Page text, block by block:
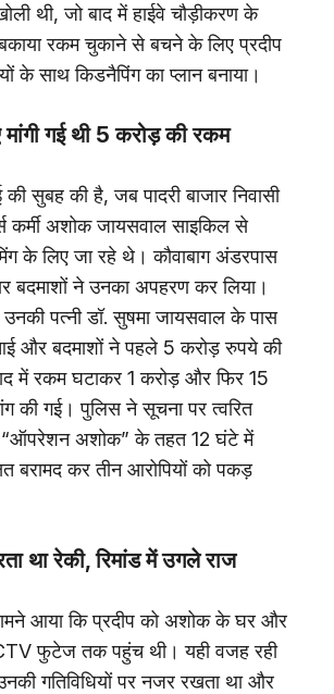
थी, जो बाद में हाईवे चौड़ीकरण के
रकम चुकाने से बचने के लिए प्रदीप
के साथ किडनैपिंग का प्लान बनाया।
मांगी गई थी 5 करोड़ की रकम
सुबह की है, जब पादरी बाजार निवासी
कर्मी अशोक जायसवाल साइकिल से
के लिए जा रहे थे। कौवाबाग अंडरपास
बदमाशों ने उनका अपहरण कर लिया।
पत्नी डॉ. सुषमा जायसवाल के पास
और बदमाशों ने पहले 5 करोड़ रुपये की
में रकम घटाकर 1 करोड़ और फिर 15
की गई। पुलिस ने सूचना पर त्वरित
“ऑपरेशन अशोक” के तहत 12 घंटे में
बरामद कर तीन आरोपियों को पकड़
था रेकी, रिमांड में उगले राज
आया कि प्रदीप को अशोक के घर और
फुटेज तक पहुंच थी। यही वजह रही
गतिविधियों पर नजर रखता था और